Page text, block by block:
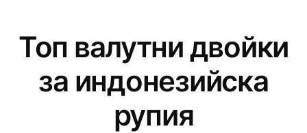
Топ валутни двойки
за индонезийска
рупия